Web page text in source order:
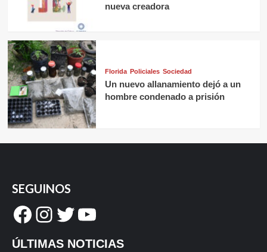
nueva creadora
Florida Policiales Sociedad
Un nuevo allanamiento dejó a un
hombre condenado a prisión
SEGUINOS
Facebook
Instagram
Twitter
YouTube
ÚLTIMAS NOTICIAS